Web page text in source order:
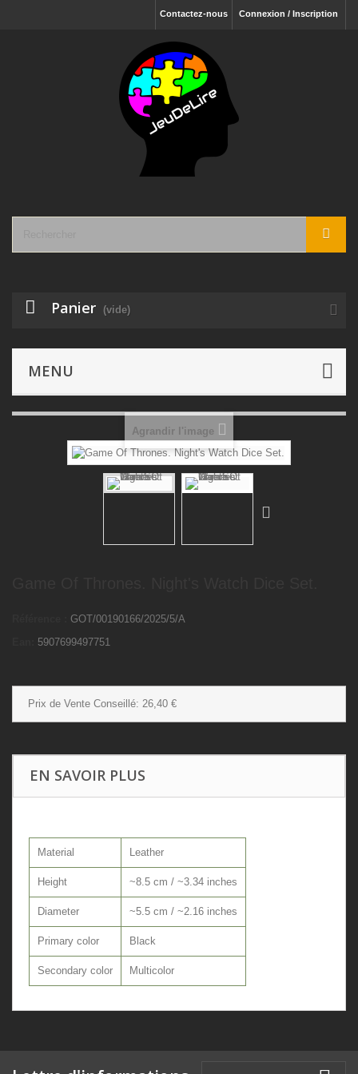
Connexion / Inscription
Contactez-nous
Panier (vide)
MENU
Agrandir l'image
GOT/00190166/2025/5/A
5907699497751
Prix de Vente Conseillé: 26,40 €
EN SAVOIR PLUS
Material Leather
Height ~8.5 cm / ~3.34 inches
Diameter ~5.5 cm / ~2.16 inches
Primary color Black
Secondary color Multicolor